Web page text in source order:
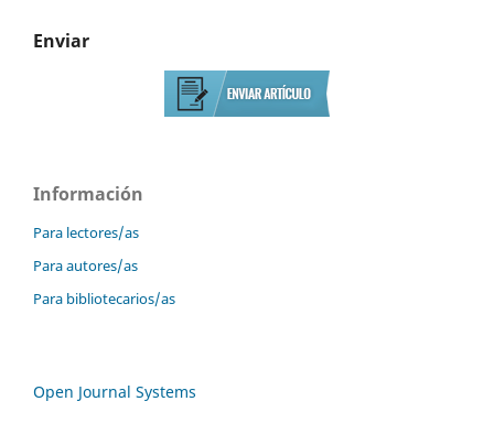
Enviar
Información
Para lectores/as
Para autores/as
Para bibliotecarios/as
Open Journal Systems